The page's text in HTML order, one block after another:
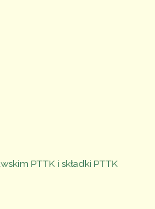
PTTK i składki PTTK